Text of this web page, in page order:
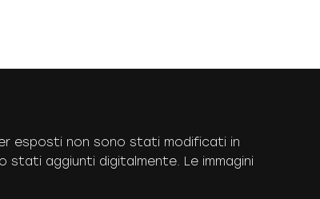
esposti non sono stati modificati in
stati aggiunti digitalmente. Le immagini